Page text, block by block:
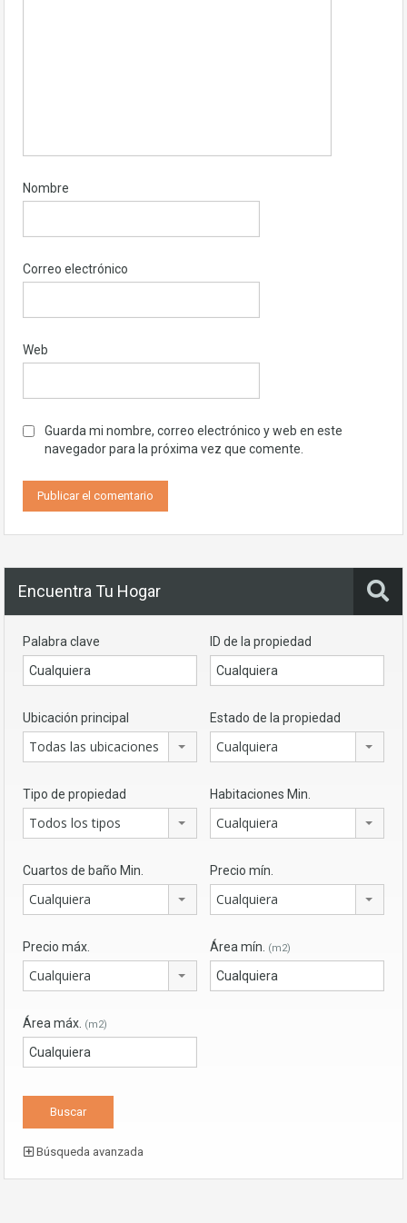
Nombre
Correo electrónico
Web
Guarda mi nombre, correo electrónico y web en este
navegador para la próxima vez que comente.
Encuentra Tu Hogar
Palabra clave ID de la propiedad
Ubicación principal
Todas las ubicaciones
Estado de la propiedad
Cualquiera
Tipo de propiedad
Todos los tipos
Habitaciones Min.
Cualquiera
Cuartos de baño Min.
Cualquiera
Precio mín.
Cualquiera
Precio máx.
Cualquiera
Área mín. (m2)
Área máx. (m2)
Búsqueda avanzada